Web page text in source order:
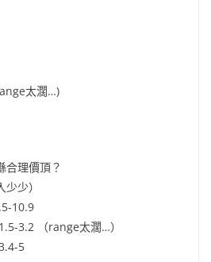
太濶…)
合理價頂？
少）
10.9
3.2 （range太濶…）
5